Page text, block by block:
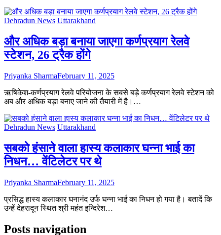
Dehradun News Uttarakhand
और अधिक बड़ा बनाया जाएगा कर्णप्रयाग रेलवे
स्टेशन, 26 ट्रैक होंगे
Priyanka SharmaFebruary 11, 2025
ऋषिकेश-कर्णप्रयाग रेलवे परियोजना के सबसे बड़े कर्णप्रयाग रेलवे स्टेशन को
अब और अधिक बड़ा बनाए जाने की तैयारी में है।…
Dehradun News Uttarakhand
सबको हंसाने वाला हास्य कलाकार घन्ना भाई का
निधन… वेंटिलेटर पर थे
Priyanka SharmaFebruary 11, 2025
प्रसिद्ध हास्य कलाकार घनानंद उर्फ घन्ना भाई का निधन हो गया है। बतादें कि
उन्हें देहरादून स्थित श्री महंत इन्दिरेश…
Posts navigation